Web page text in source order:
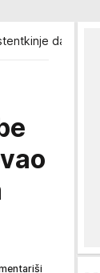
da ju je